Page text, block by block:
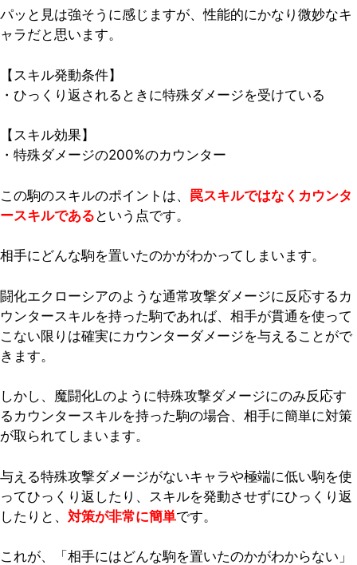
パッと見は強そうに感じますが、性能的にかなり微妙なキ
ャラだと思います。
【スキル発動条件】
・ひっくり返されるときに特殊ダメージを受けている
【スキル効果】
・特殊ダメージの200%のカウンター
この駒のスキルのポイントは、 罠スキルではなくカウンタ
ースキルである という点です。
相手にどんな駒を置いたのかがわかってしまいます。
闘化エクローシアのような通常攻撃ダメージに反応するカ
ウンタースキルを持った駒であれば、相手が貫通を使って
こない限りは確実にカウンターダメージを与えることがで
きます。
しかし、魔闘化Lのように特殊攻撃ダメージにのみ反応す
るカウンタースキルを持った駒の場合、相手に簡単に対策
が取られてしまいます。
与える特殊攻撃ダメージがないキャラや極端に低い駒を使
ってひっくり返したり、スキルを発動させずにひっくり返
したりと、 対策が非常に簡単です。
これが、「相手にはどんな駒を置いたのかがわからない」